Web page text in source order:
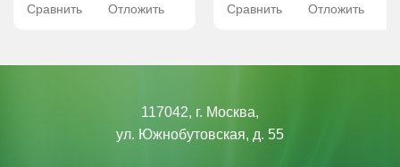
Сравнить Отложить Сравнить Отложить
117042, г. Москва,
ул. Южнобутовская, д. 55